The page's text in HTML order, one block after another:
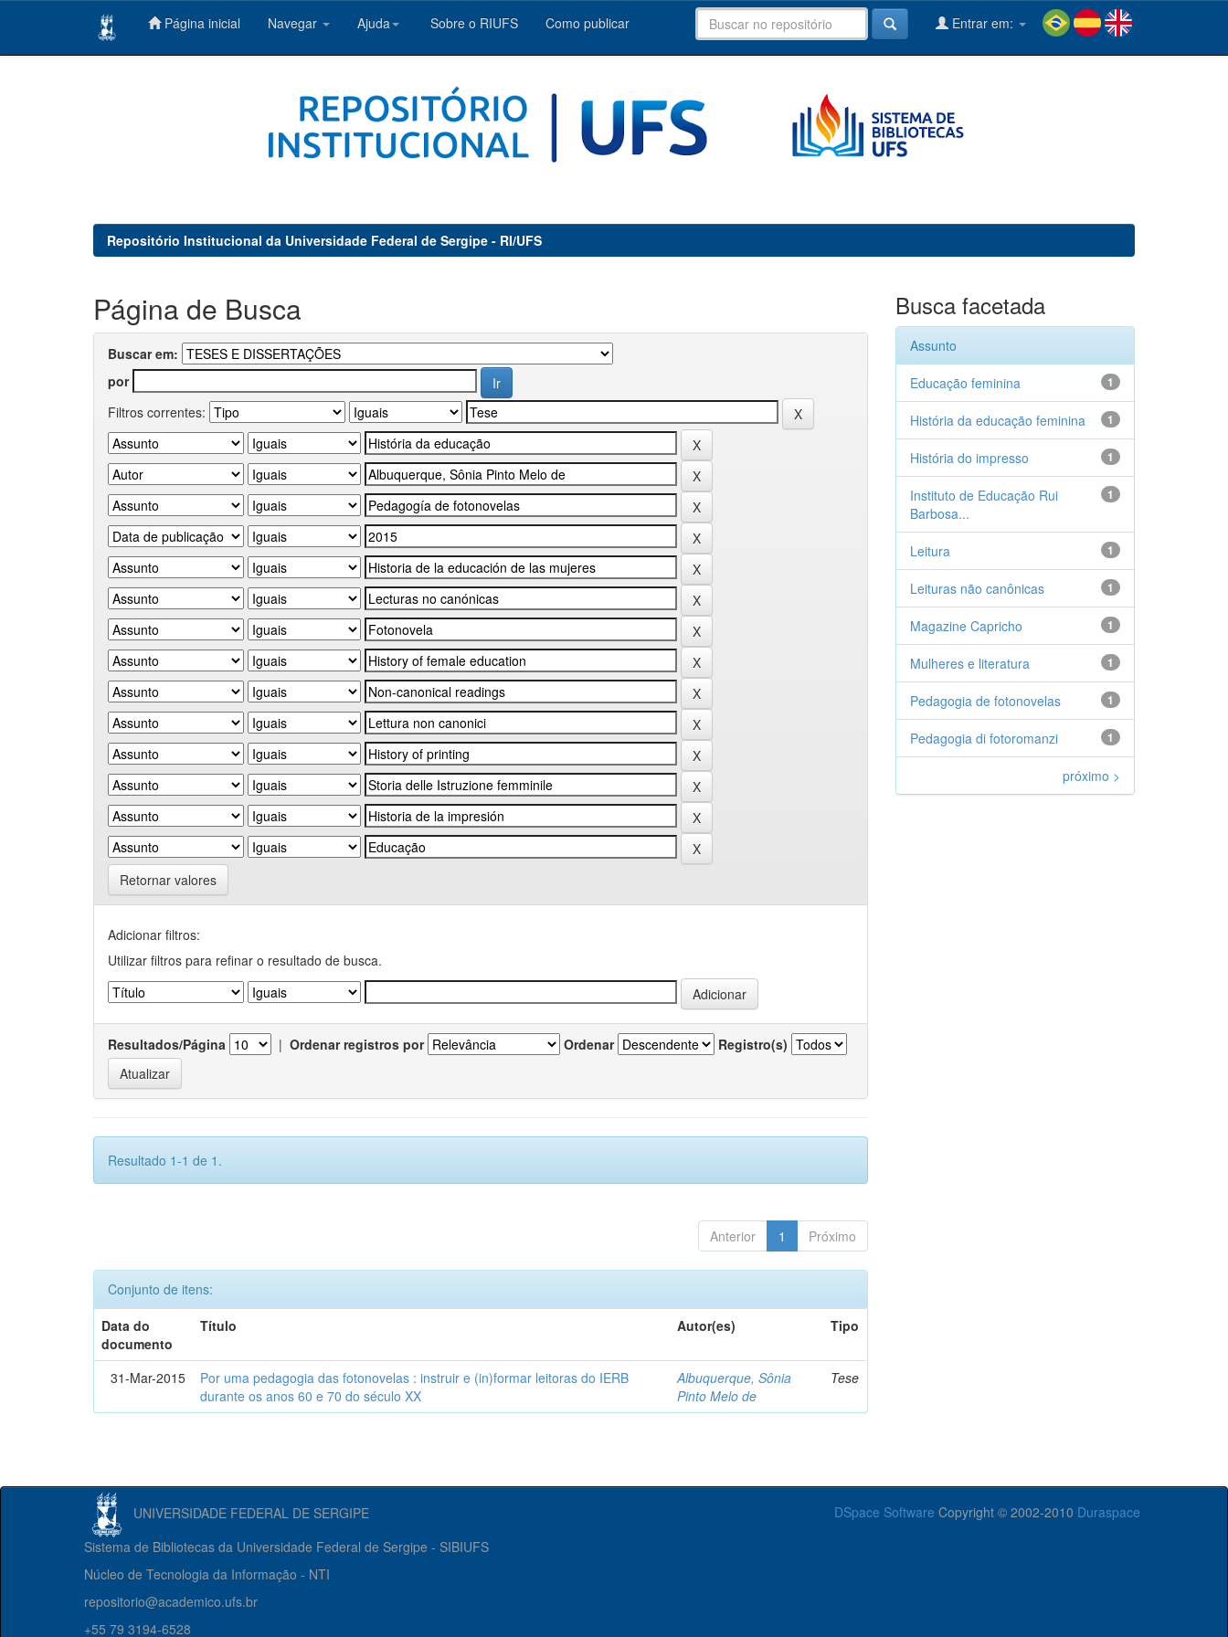
Página inicial Navegar Ajuda Sobre o RIUFS Como publicar Entrar em:
Repositório Institucional da Universidade Federal de Sergipe - RI/UFS
Página de Busca
Buscar em:
por
Filtros correntes:
Retornar valores
Adicionar filtros:
Utilizar filtros para refinar o resultado de busca.
Resultados/Página | Ordenar registros por Ordenar Registro(s)
Resultado 1-1 de 1.
Anterior 1 Próximo
Conjunto de itens:
Data do
documento
Título Autor(es) Tipo
31-Mar-2015
Por uma pedagogia das fotonovelas : instruir e (in)formar leitoras do IERB
durante os anos 60 e 70 do século XX
Albuquerque, Sônia
Pinto Melo de
Tese
Busca facetada
Assunto
1
Educação feminina
1
História da educação feminina
1
História do impresso
1
Instituto de Educação Rui
Barbosa...
1
Leitura
1
Leituras não canônicas
1
Magazine Capricho
1
Mulheres e literatura
1
Pedagogia de fotonovelas
1
Pedagogia di fotoromanzi
próximo >
UNIVERSIDADE FEDERAL DE SERGIPE DSpace Software Copyright © 2002-2010 Duraspace
Sistema de Bibliotecas da Universidade Federal de Sergipe - SIBIUFS
Núcleo de Tecnologia da Informação - NTI
repositorio@academico.ufs.br
+55 79 3194-6528